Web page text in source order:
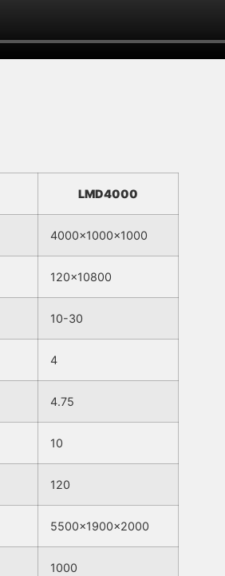
LMD4000
4000x1000x1000
120×10800
10-30
4
4.75
10
120
5500x1900x2000
1000